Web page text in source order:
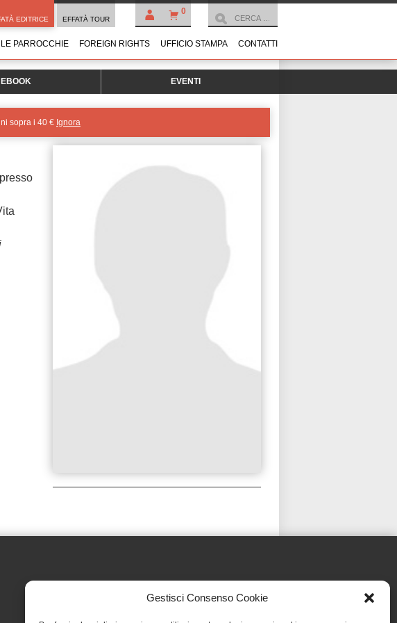
Gestisci Consenso Cookie
0
EDITRICE EFFATÀ TOUR
LE PARROCCHIE FOREIGN RIGHTS UFFICIO STAMPA CONTATTI
EBOOK EVENTI
sopra i 40 € Ignora